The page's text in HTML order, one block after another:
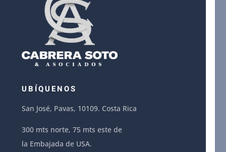
UBÍQUENOS
San José, Pavas, 10109. Costa Rica
300 mts norte, 75 mts este de
la Embajada de USA.